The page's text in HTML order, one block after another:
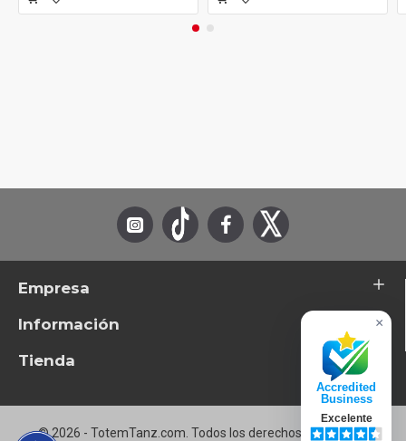
Clarity
D17
Empresa
Información
Tienda
© 2026 - TotemTanz.com. Todos los derechos reservados
×
Accredited
Business
Excelente